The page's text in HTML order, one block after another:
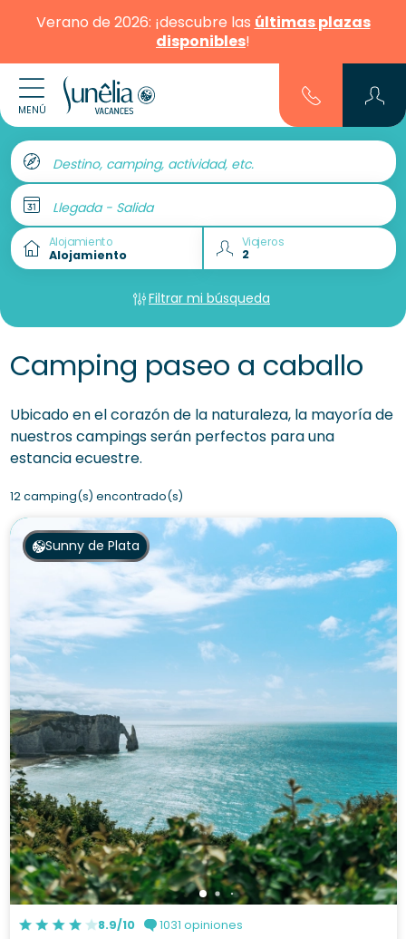
Verano de 2026: ¡descubre las últimas plazas
disponibles!
MENÚ
Destino, camping, actividad, etc.
Llegada - Salida
Alojamiento Viajeros
Filtrar mi búsqueda
Camping paseo a caballo
Ubicado en el corazón de la naturaleza, la mayoría de
nuestros campings serán perfectos para una
estancia ecuestre.
12 camping(s) encontrado(s)
Sunny de Plata
8.9/10 1031 opiniones